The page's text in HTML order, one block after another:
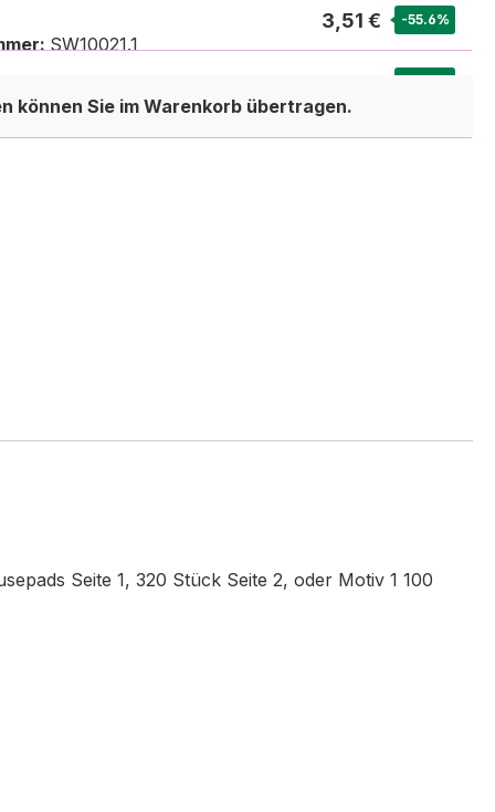
3,51 € -55.6%
-55.8%
SW10021.1
können Sie im Warenkorb übertragen.
Seite 1, 320 Stück Seite 2, oder Motiv 1 100